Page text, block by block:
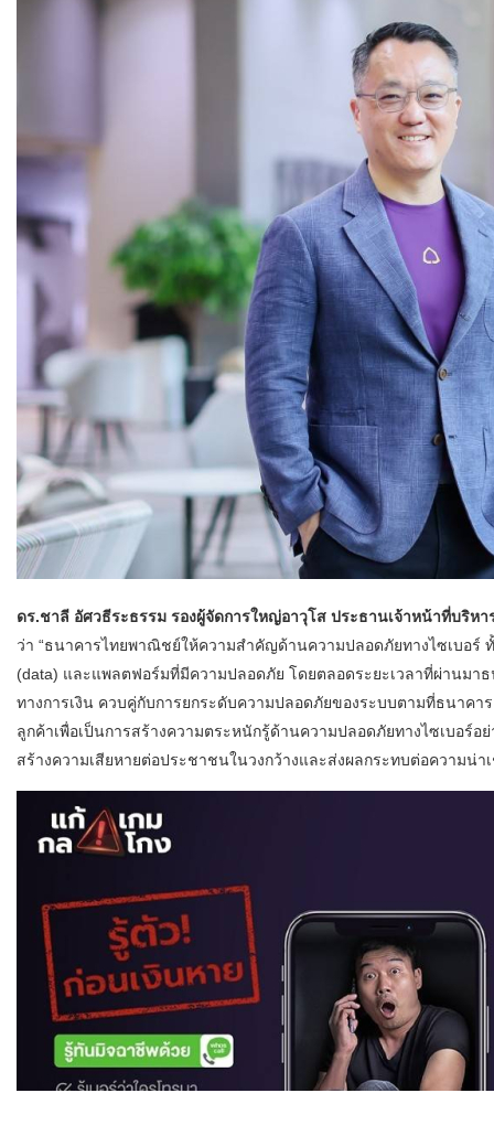
ดร.ชาลี อัศวธีระธรรม รองผู้จัดการใหญ่อาวุโส ประธานเจ้าหน้าที่บริห
ว่า “ธนาคารไทยพาณิชย์ให้ความสำคัญด้านความปลอดภัยทางไซเบอ
(data) และแพลตฟอร์มที่มีความปลอดภัย โดยตลอดระยะเวลาที่ผ่านมา
ทางการเงิน ควบคู่กับการยกระดับความปลอดภัยของระบบตามที่ธนาคา
ลูกค้าเพื่อเป็นการสร้างความตระหนักรู้ด้านความปลอดภัยทางไซเบอร์อ
สร้างความเสียหายต่อประชาชนในวงกว้างและส่งผลกระทบต่อความน่า